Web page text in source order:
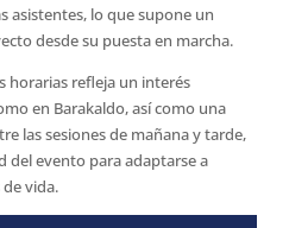
asistentes, lo que supone un
desde su puesta en marcha.
horarias refleja un interés
en Barakaldo, así como una
las sesiones de mañana y tarde,
del evento para adaptarse a
vida.